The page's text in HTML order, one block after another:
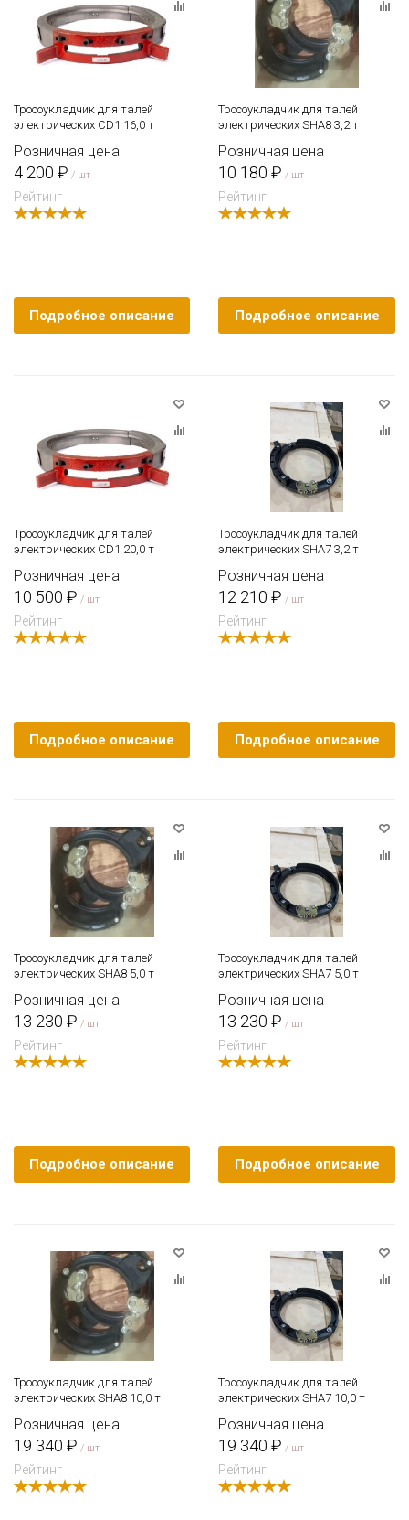
Тросоукладчик для талей
электрических CD1 16,0 т
Розничная цена
4 200 ₽ / шт
Рейтинг
Подробное описание
Тросоукладчик для талей
электрических SHA8 3,2 т
Розничная цена
10 180 ₽ / шт
Рейтинг
Подробное описание
Тросоукладчик для талей
электрических CD1 20,0 т
Розничная цена
10 500 ₽ / шт
Рейтинг
Подробное описание
Тросоукладчик для талей
электрических SHA7 3,2 т
Розничная цена
12 210 ₽ / шт
Рейтинг
Подробное описание
Тросоукладчик для талей
электрических SHA8 5,0 т
Розничная цена
13 230 ₽ / шт
Рейтинг
Подробное описание
Тросоукладчик для талей
электрических SHA7 5,0 т
Розничная цена
13 230 ₽ / шт
Рейтинг
Подробное описание
Тросоукладчик для талей
электрических SHA8 10,0 т
Розничная цена
19 340 ₽ / шт
Рейтинг
Тросоукладчик для талей
электрических SHA7 10,0 т
Розничная цена
19 340 ₽ / шт
Рейтинг